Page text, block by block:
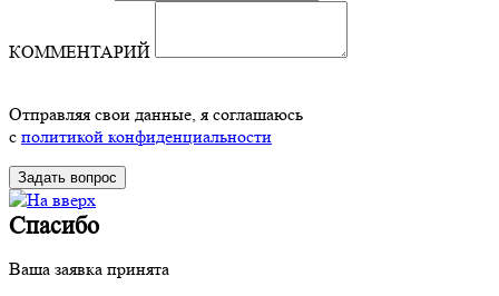
КОММЕНТАРИЙ
Отправляя свои данные, я соглашаюсь
с политикой конфиденциальности
Спасибо
Ваша заявка принята